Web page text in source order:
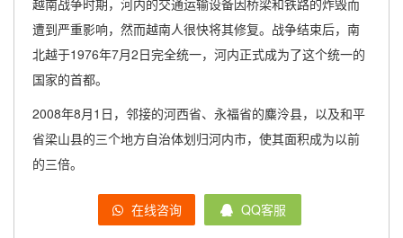
越南战争时期，河内的交通运输设备因桥梁和铁路的炸毁而
遭到严重影响，然而越南人很快将其修复。战争结束后，南
北越于1976年7月2日完全统一，河内正式成为了这个统一的
国家的首都。
2008年8月1日，邻接的河西省、永福省的麋泠县，以及和平
省梁山县的三个地方自治体划归河内市，使其面积成为以前
的三倍。
在线咨询 QQ客服